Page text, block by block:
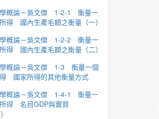
概論－吳文傑 1-2-1 衡量一
得 國內生產毛額之衡量（一）
概論－吳文傑 1-2-2 衡量一
得 國內生產毛額之衡量（二）
概論－吳文傑 1-3 衡量一個
國家所得的其他衡量方式
概論－吳文傑 1-4-1 衡量一
得 名目GDP與實質